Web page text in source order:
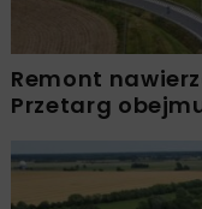
Remont
Przetarg